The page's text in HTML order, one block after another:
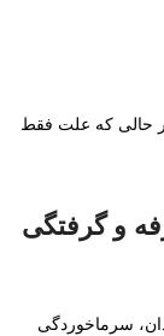
حالی که علت فقط
و گرفتگی
سرماخوردگی